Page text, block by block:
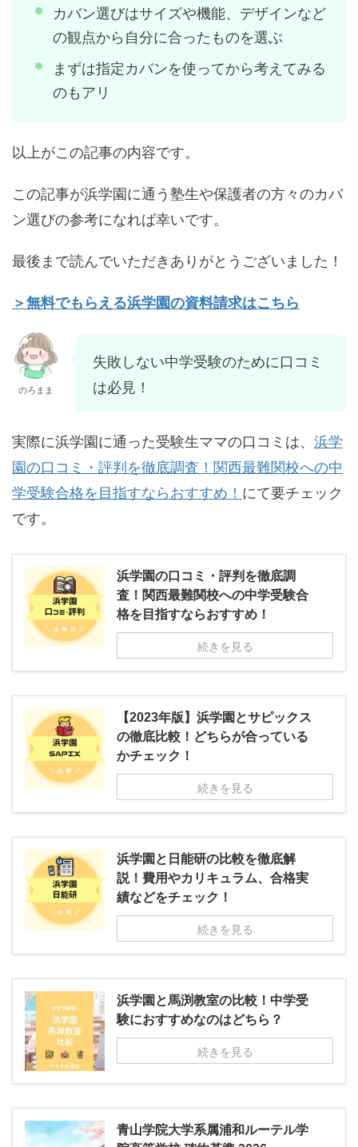
カバン選びはサイズや機能、デザインなど
の観点から自分に合ったものを選ぶ
まずは指定カバンを使ってから考えてみる
のもアリ
以上がこの記事の内容です。
この記事が浜学園に通う塾生や保護者の方々のカバ
ン選びの参考になれば幸いです。
最後まで読んでいただきありがとうございました！
＞無料でもらえる浜学園の資料請求はこちら
のろまま
失敗しない中学受験のために口コミ
は必見！
実際に浜学園に通った受験生ママの口コミは、 浜学
園の口コミ・評判を徹底調査！関西最難関校への中
学受験合格を目指すならおすすめ！ にて要チェック
です。
浜学園の口コミ・評判を徹底調
査！関西最難関校への中学受験合
格を目指すならおすすめ！
続きを見る
【2023年版】浜学園とサピックス
の徹底比較！どちらが合っている
かチェック！
続きを見る
浜学園と日能研の比較を徹底解
説！費用やカリキュラム、合格実
績などをチェック！
続きを見る
浜学園と馬渕教室の比較！中学受
験におすすめなのはどちら？
続きを見る
青山学院大学系属浦和ルーテル学